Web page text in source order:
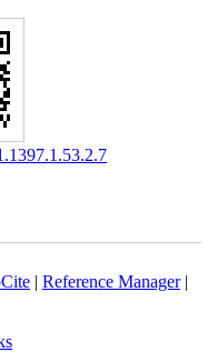
|Reference Manager